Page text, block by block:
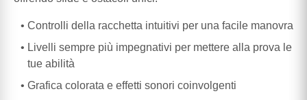
Controlli della racchetta intuitivi per una facile manovra
Livelli sempre più impegnativi per mettere alla prova le
tue abilità
Grafica colorata e effetti sonori coinvolgenti